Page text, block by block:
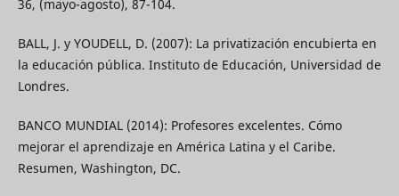
36, (mayo-agosto), 87-104.
BALL, J. y YOUDELL, D. (2007): La privatización encubierta en
la educación pública. Instituto de Educación, Universidad de
Londres.
BANCO MUNDIAL (2014): Profesores excelentes. Cómo
mejorar el aprendizaje en América Latina y el Caribe.
Resumen, Washington, DC.